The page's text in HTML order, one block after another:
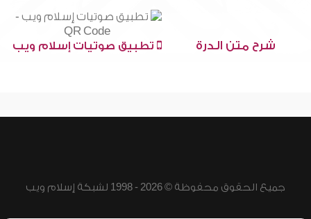
شرح متن الدرة تطبيق صوتيات إسلام ويب
جميع الحقوق محفوظة © 2026 - 1998 لشبكة إسلام ويب